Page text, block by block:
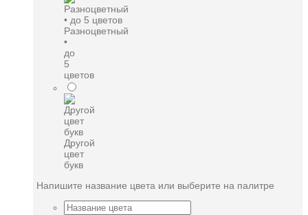
Разноцветный
•
до
5
цветов
Другой
цвет
букв
Напишите название цвета или выберите на палитре